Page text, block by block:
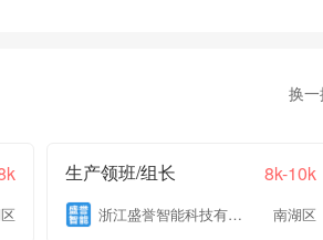
换
生产领班/组长 8k-10k
浙江盛誉智能科技有限公司 南湖区